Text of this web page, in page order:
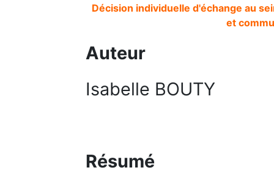
Décision individuelle d'échange au
et
Auteur
Isabelle BOUTY
Résumé